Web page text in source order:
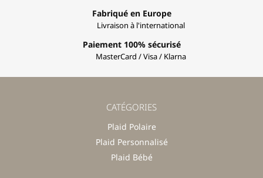
Fabriqué en Europe
Livraison à l'international
Paiement 100% sécurisé
MasterCard / Visa / Klarna
CATÉGORIES
Plaid Polaire
Plaid Personnalisé
Plaid Bébé